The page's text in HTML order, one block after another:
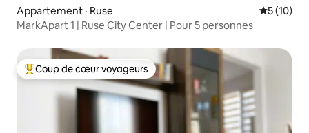
Appartement · Ruse Note
5 (10)
MarkApart 1 | Ruse City Center | Pour 5 personnes
Coup de cœur voyageurs parmi les plus aimés
Coup de cœur voyageurs